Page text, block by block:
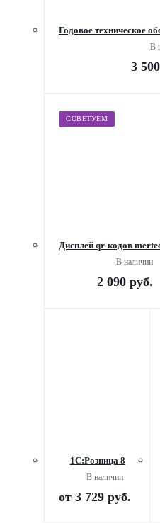
Годовое техническое
В
3 500
СОВЕТУЕМ
Дисплей qr-кодов
В наличии
2 090 руб.
1С:Розница 8
В наличии
от 3 729 руб.